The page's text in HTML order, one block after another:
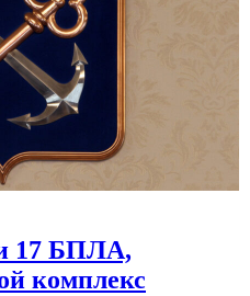
17 БПЛА,
комплекс